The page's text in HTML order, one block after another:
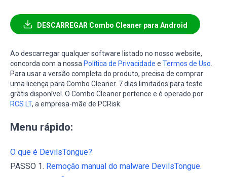
DESCARREGAR Combo Cleaner para Android
Ao descarregar qualquer software listado no nosso website,
concorda com a nossa Política de Privacidade e Termos de Uso.
Para usar a versão completa do produto, precisa de comprar
uma licença para Combo Cleaner. 7 dias limitados para teste
grátis disponível. O Combo Cleaner pertence e é operado por
RCS LT, a empresa-mãe de PCRisk.
Menu rápido:
O que é DevilsTongue?
PASSO 1. Remoção manual do malware DevilsTongue.